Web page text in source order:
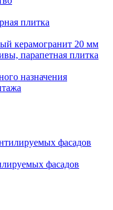
плитка
керамогранит 20 мм
парапетная плитка
назначения
фасадов
фасадов